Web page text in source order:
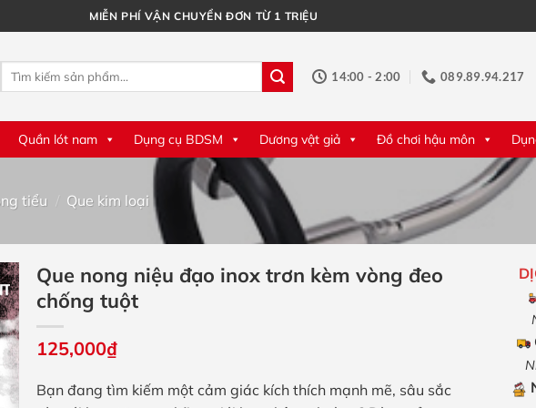
MIỄN PHÍ VẬN CHUYỂN ĐƠN TỪ 1 TRIỆU
Tìm
14:00 - 2:00 089.89.94.217
Quần lót nam Dụng cụ BDSM Dương vật giả Đồ chơi hậu môn
tiểu / Que kim loại
Que nong niệu đạo inox trơn kèm vòng đeo
chống tuột
125,000₫
Bạn đang tìm kiếm một cảm giác kích thích mạnh mẽ, sâu sắc